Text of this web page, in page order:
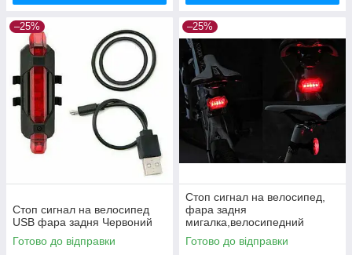
–25%
Стоп сигнал на велосипед
USB фара задня Червоний
Готово до відправки
–25%
Стоп сигнал на велосипед,
фара задня
мигалка,велосипедний
ліхтар,велофара,сигнал
маячок,габарит
Готово до відправки